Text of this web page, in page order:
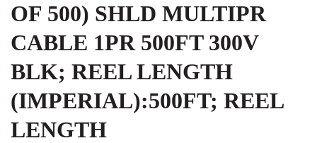
OF 500) SHLD MULTIPR
CABLE 1PR 500FT 300V
BLK; REEL LENGTH
(IMPERIAL):500FT; REEL
LENGTH